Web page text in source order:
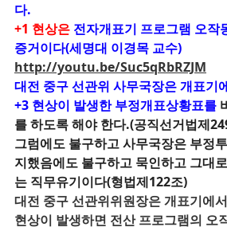
다.
+1 현상은 전자개표기 프로그램 오작
증거이다(세명대 이경목 교수)
http://youtu.be/Suc5qRbRZJM
대전 중구 선관위 사무국장은 개표기
+3 현상이 발생한 부정개표상황표를
를 하도록 해야 한다.(공직선거법제
그럼에도 불구하고 사무국장은 부정
지했음에도 불구하고 묵인하고 그대
는 직무유기이다(형법제122조)
대전 중구 선관위위원장은 개표기에
현상이 발생하면 전산 프로그램의 오